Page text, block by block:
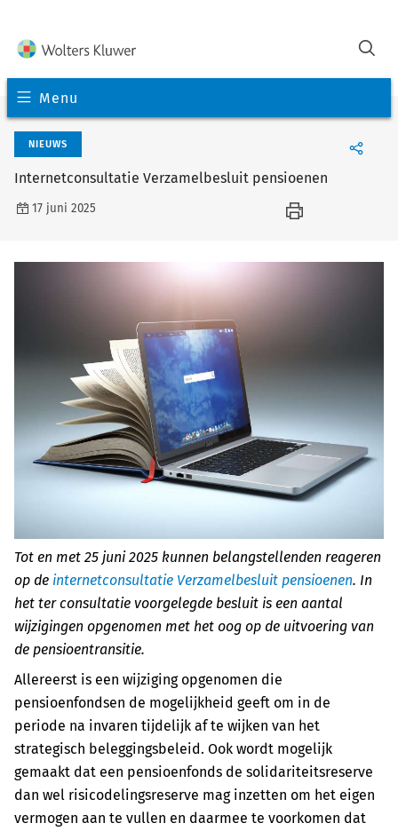
Menu
NIEUWS
Internetconsultatie Verzamelbesluit pensioenen
17 juni 2025
Tot en met 25 juni 2025 kunnen belangstellenden reageren
op de internetconsultatie Verzamelbesluit pensioenen. In
het ter consultatie voorgelegde besluit is een aantal
wijzigingen opgenomen met het oog op de uitvoering van
de pensioentransitie.
Allereerst is een wijziging opgenomen die
pensioenfondsen de mogelijkheid geeft om in de
periode na invaren tijdelijk af te wijken van het
strategisch beleggingsbeleid. Ook wordt mogelijk
gemaakt dat een pensioenfonds de solidariteitsreserve
dan wel risicodelingsreserve mag inzetten om het eigen
vermogen aan te vullen en daarmee te voorkomen dat